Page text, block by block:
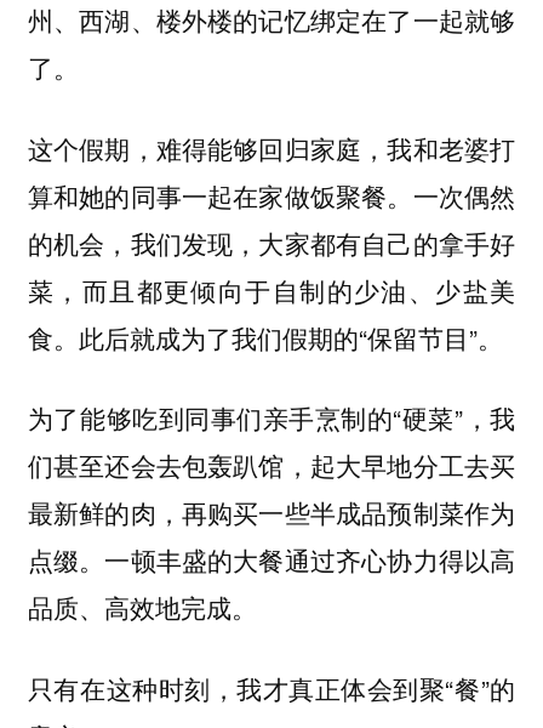
州、西湖、楼外楼的记忆绑定在了一起就够
了。
这个假期，难得能够回归家庭，我和老婆打
算和她的同事一起在家做饭聚餐。一次偶然
的机会，我们发现，大家都有自己的拿手好
菜，而且都更倾向于自制的少油、少盐美
食。此后就成为了我们假期的“保留节目”。
为了能够吃到同事们亲手烹制的“硬菜”，我
们甚至还会去包轰趴馆，起大早地分工去买
最新鲜的肉，再购买一些半成品预制菜作为
点缀。一顿丰盛的大餐通过齐心协力得以高
品质、高效地完成。
只有在这种时刻，我才真正体会到聚“餐”的